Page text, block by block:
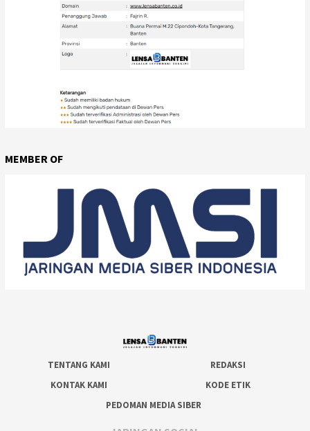
MEMBER OF
TENTANG KAMI
REDAKSI
KONTAK KAMI
KODE ETIK
PEDOMAN MEDIA SIBER